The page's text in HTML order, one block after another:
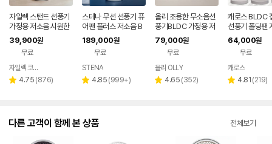
자일렉 스탠드 선풍기
가정용 저소음 시원한
사무실 리모컨 써큘레
이터 ZL-224RC
39,900원
무료
페이
자일렉 코리아
별 4.75 리
(876)
스테나 무선 선풍기 퓨
어팬 플러스 저소음 B
LDC 가정용 아기 신생
아
189,000원
무료
STENA
별 4.85 리
(999+)
올리 조용한 무소음선
풍기BLDC 가정용 저
소음선풍기 리모컨
79,000원
무료
올리 OLLY
별 4.65 리
(352)
캐로스 BLDC
선풍기 폴딩팬
무소음 가정용
리모컨
64,000원
무료
캐로스
별 4.81 리
(219)
다른 고객이 함께 본 상품 전체보기